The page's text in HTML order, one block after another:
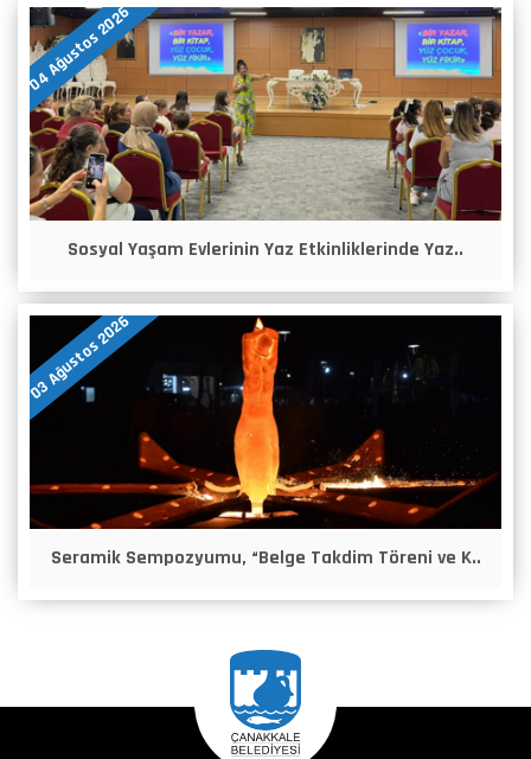
04 Ağustos 2026
Sosyal Yaşam Evlerinin Yaz Etkinliklerinde Yaz..
03 Ağustos 2026
Seramik Sempozyumu, “Belge Takdim Töreni ve K..